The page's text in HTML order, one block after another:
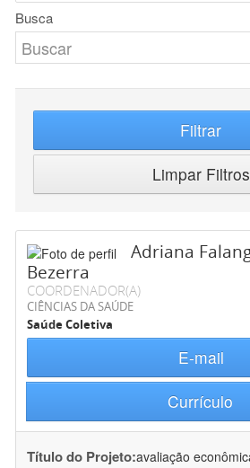
Busca
Filtrar
Limpar Filtros
Adriana
Bezerra
COORDENADOR(A)
CIÊNCIAS DA SAÚDE
Saúde Coletiva
E-mail
Currículo
Título do Projeto:avaliação